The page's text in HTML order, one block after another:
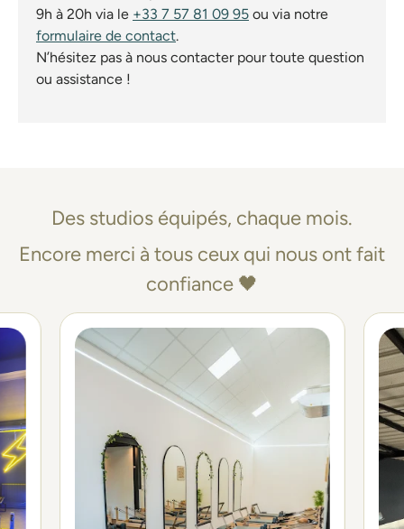
9h à 20h via le +33 7 57 81 09 95 ou via notre
formulaire de contact.
N’hésitez pas à nous contacter pour toute question
ou assistance !
Des studios équipés, chaque mois.
Encore merci à tous ceux qui nous ont fait
confiance 🖤